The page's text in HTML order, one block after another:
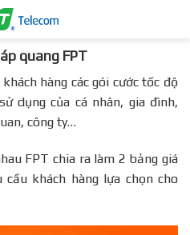
quang FPT
hàng các gói cước tốc độ
dụng của cá nhân, gia đình,
công ty…
FPT chia ra làm 2 bảng giá
khách hàng lựa chọn cho